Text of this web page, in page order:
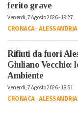
ferito grave
Venerdì, 7 Agosto 2026 - 19:27
CRONACA-ALESSANDRIA
Rifiuti da fuori
Giuliano Vecchio:
Ambiente
Venerdì, 7 Agosto 2026 - 18:51
CRONACA-ALESSANDRIA